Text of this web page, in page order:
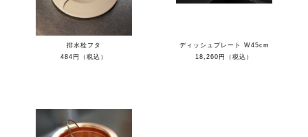
排水栓フタ
484円（税込）
ディッシュプレート W45cm
18,260円（税込）